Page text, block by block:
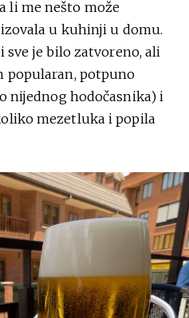
li me nešto može
u kuhinji u domu.
sve je bilo zatvoreno, ali
popularan, potpuno
nijednog hodočasnika) i
mezetluka i popila